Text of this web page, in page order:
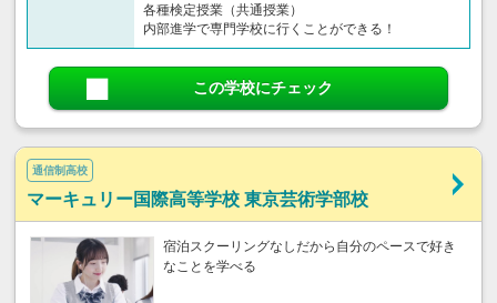
各種検定授業（共通授業）
内部進学で専門学校に行くことができる！
この学校にチェック
通信制高校
マーキュリー国際高等学校 東京芸術学部校
宿泊スクーリングなしだから自分のペースで好き
なことを学べる